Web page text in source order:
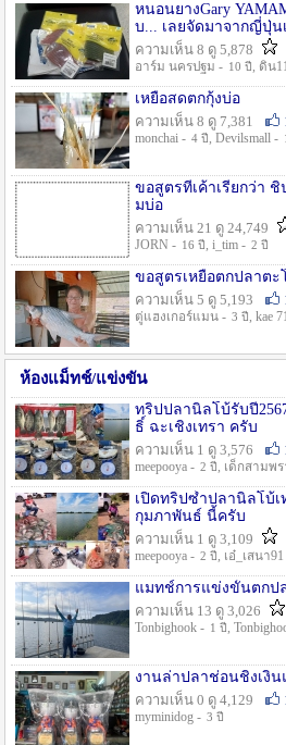
หนอนยางGary
บ... เลยจัดมาจากญี่ปุ่น
ความเห็น 8 ดู 5,878
อาร์ม นครปฐม - 10 ปี , ดิน
เหยื่อสดตกกุ้งบ่อ
ความเห็น 8 ดู 7,381
monchai - 4 ปี , Devilsmall -
ขอสูตรที่เค้าเรียกว่า
มบ่อ
ความเห็น 21 ดู 24,749
JORN - 16 ปี , i_tim - 2 ปี
ขอสูตรเหยื่อตกปลาตะ
ความเห็น 5 ดู 5,193
ตู่แฮงเกอร์แมน - 3 ปี , kae
ห้องแม็ทช์/แข่งขัน
ทริปปลานิลโบ้รับปี
ธิ์ ฉะเชิงเทรา ครับ
ความเห็น 1 ดู 3,576
meepooya - 2 ปี , เด็กสามพ
เปิดทริปซ้ำปลานิลโบ้
กุมภาพันธ์ นี้ครับ
ความเห็น 1 ดู 3,109
meepooya - 2 ปี , เอ๋_เสนา
แมทช์การแข่งขั้นตกป
ความเห็น 13 ดู 3,026
Tonbighook - 1 ปี ,
งานล่าปลาช่อนชิงเงิ
ความเห็น 0 ดู 4,129
myminidog - 3 ปี